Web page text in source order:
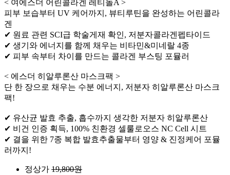
< 여에스더 어린콜라겐 레티놀A >
피부 보습부터 UV 케어까지, 뷰티루틴을 완성하는 어린콜라
겐
✔ 원료 관련 SCI급 학술게재 확인, 저분자콜라겐펩타이드
✔ 생기와 에너지를 함께 채우는 비타민&미네랄 4종
✔ 피부 속부터 차이를 만드는 콜라겐 부스팅 포뮬러
< 에스더 히알루론산 마스크팩 >
단 한 장으로 채우는 수분 에너지, 저분자 히알루론산 마스크
팩!
✔ 유산균 발효 추출, 흡수까지 생각한 저분자 히알루론산
✔ 비건 인증 획득, 100% 친환경 셀룰로오스 NC Cell 시트
✔ 결을 위한 7종 복합 발효추출물부터 영양 & 진정케어 포뮬
러까지!
정상가 19,800원